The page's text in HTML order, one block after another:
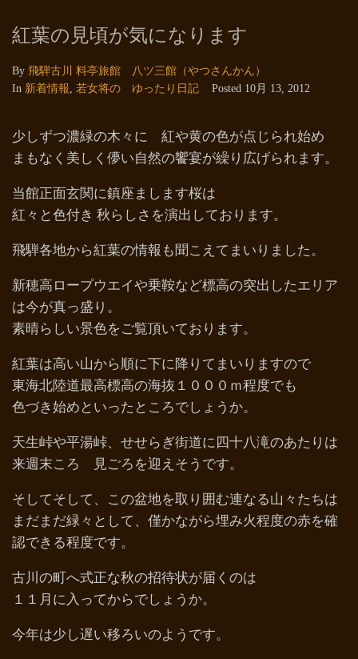
紅葉の見頃が気になります
By 飛騨古川 料亭旅館 八ツ三館（やつさんかん）
In 新着情報, 若女将の ゆったり日記 Posted 10月 13, 2012
少しずつ濃緑の木々に 紅や黄の色が点じられ始め
まもなく美しく儚い自然の饗宴が繰り広げられます。
当館正面玄関に鎮座まします桜は
紅々と色付き 秋らしさを演出しております。
飛騨各地から紅葉の情報も聞こえてまいりました。
新穂高ロープウエイや乗鞍など標高の突出したエリア
は今が真っ盛り。
素晴らしい景色をご覧頂いております。
紅葉は高い山から順に下に降りてまいりますので
東海北陸道最高標高の海抜１０００ｍ程度でも
色づき始めといったところでしょうか。
天生峠や平湯峠、せせらぎ街道に四十八滝のあたりは
来週末ころ 見ごろを迎えそうです。
そしてそして、この盆地を取り囲む連なる山々たちは
まだまだ緑々として、僅かながら埋み火程度の赤を確
認できる程度です。
古川の町へ式正な秋の招待状が届くのは
１１月に入ってからでしょうか。
今年は少し遅い移ろいのようです。